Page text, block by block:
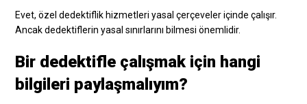
Evet, özel dedektiflik hizmetleri yasal çerçeveler içinde çalışır.
Ancak dedektiflerin yasal sınırlarını bilmesi önemlidir.
Bir dedektifle çalışmak için hangi
bilgileri paylaşmalıyım?